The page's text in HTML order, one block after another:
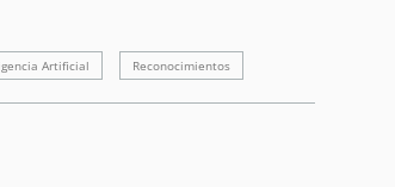
Artificial Reconocimientos